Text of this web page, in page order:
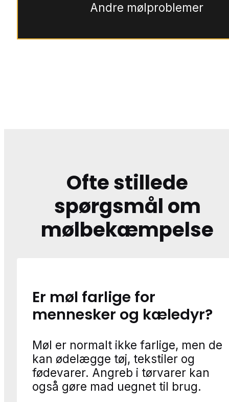
Andre mølproblemer
Ofte stillede
spørgsmål om
mølbekæmpelse
Er møl farlige for
mennesker og kæledyr?
Møl er normalt ikke farlige, men de
kan ødelægge tøj, tekstiler og
fødevarer. Angreb i tørvarer kan
også gøre mad uegnet til brug.